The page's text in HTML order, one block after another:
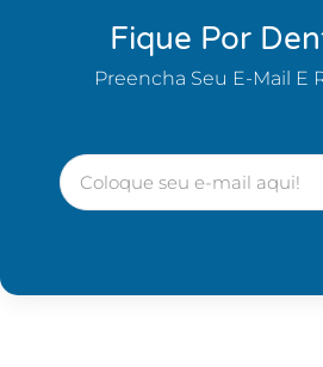
Fique Por
Preencha Seu E-Mail E